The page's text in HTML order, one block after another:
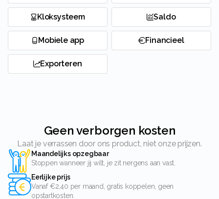
Kloksysteem Saldo
Mobiele app Financieel
Exporteren
Geen verborgen kosten
Laat je verrassen door ons product, niet onze prijzen.
Maandelijks opzegbaar
Stoppen wanneer jij wilt, je zit nergens aan vast.
Eerlijke prijs
Vanaf €2,40 per maand, gratis koppelen, geen
opstartkosten.